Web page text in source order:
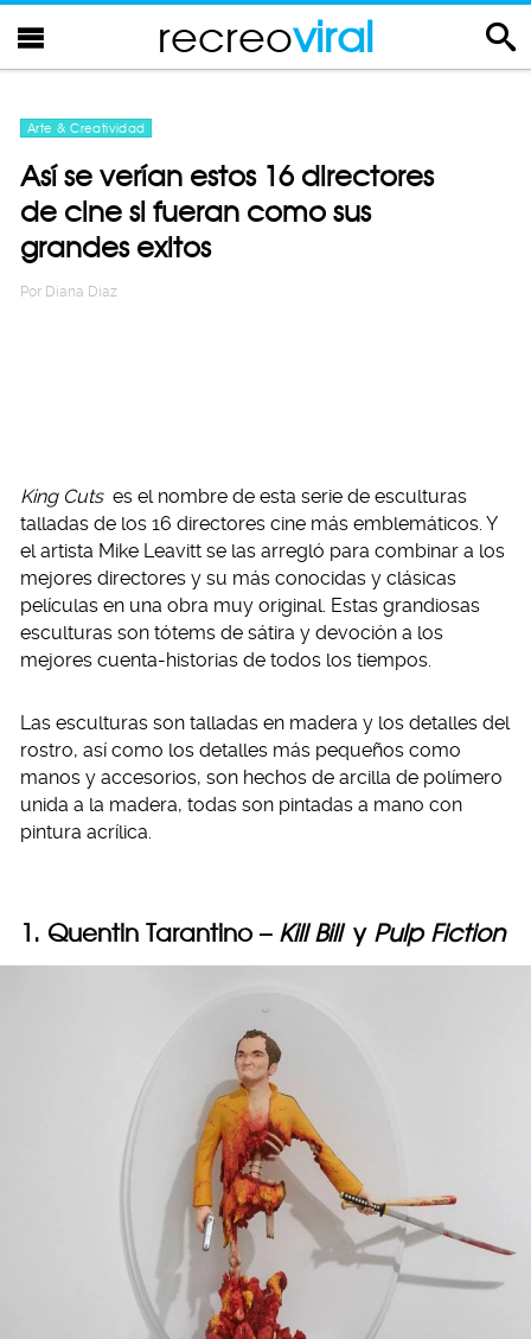
recreoviral
Arte & Creatividad
Así se verían estos 16 directores
de cine si fueran como sus
grandes exitos
Por Diana Diaz
King Cuts es el nombre de esta serie de esculturas
talladas de los 16 directores cine más emblemáticos. Y
el artista Mike Leavitt se las arregló para combinar a los
mejores directores y su más conocidas y clásicas
películas en una obra muy original. Estas grandiosas
esculturas son tótems de sátira y devoción a los
mejores cuenta-historias de todos los tiempos.
Las esculturas son talladas en madera y los detalles del
rostro, así como los detalles más pequeños como
manos y accesorios, son hechos de arcilla de polímero
unida a la madera, todas son pintadas a mano con
pintura acrílica.
1. Quentin Tarantino – Kill Billy Pulp Fiction